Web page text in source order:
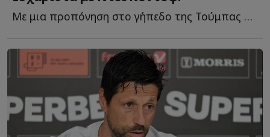
Με μια προπόνηση στο γήπεδο της Τούμπας ολοκληρώθηκε η...